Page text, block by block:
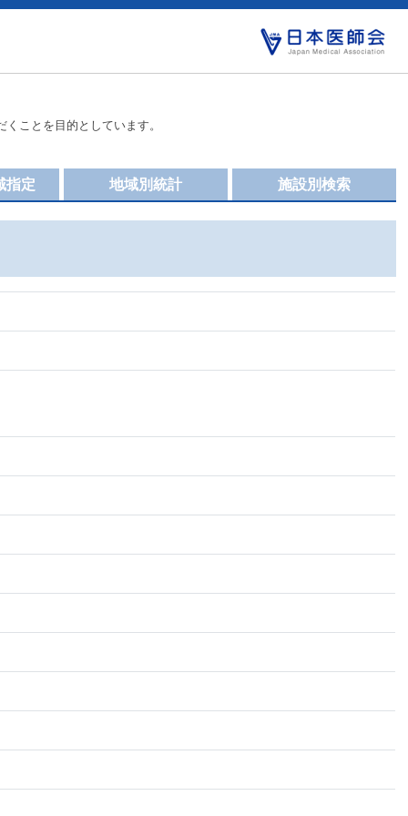
ことを目的としています。
施設別検索
地域別統計
指定